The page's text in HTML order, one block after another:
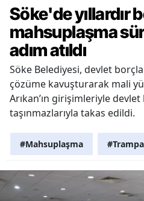
Söke'de yıllardır
mahsuplaşma
adım atıldı
Söke Belediyesi, devlet
çözüme kavuşturarak mali
Arıkan’ın girişimleriyle
taşınmazlarıyla takas edildi.
#Mahsuplaşma #Trampa